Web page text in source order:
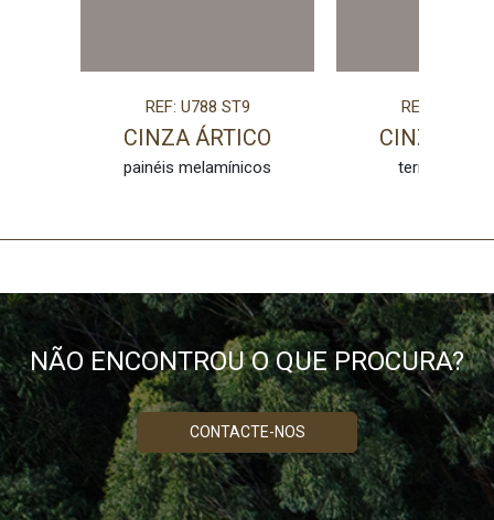
REF: U788 ST9
CINZA ÁRTICO
painéis melamínicos
REF: U788
CINZA
NÃO ENCONTROU O QUE PROCURA?
CONTACTE-NOS